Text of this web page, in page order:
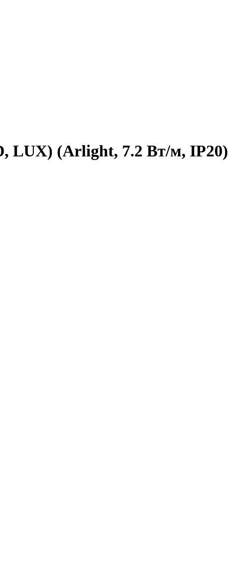
LUX) (Arlight, 7.2 Вт/м, IP20)